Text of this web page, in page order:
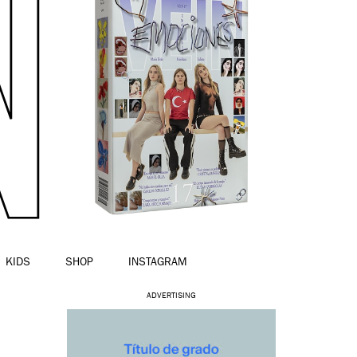
KIDS SHOP INSTAGRAM
ADVERTISING